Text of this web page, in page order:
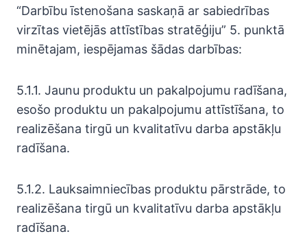
“Darbību īstenošana saskaņā ar sabiedrības
virzītas vietējās attīstības stratēģiju” 5. punktā
minētajam, iespējamas šādas darbības:
5.1.1. Jaunu produktu un pakalpojumu radīšana,
esošo produktu un pakalpojumu attīstīšana, to
realizēšana tirgū un kvalitatīvu darba apstākļu
radīšana.
5.1.2. Lauksaimniecības produktu pārstrāde, to
realizēšana tirgū un kvalitatīvu darba apstākļu
radīšana.